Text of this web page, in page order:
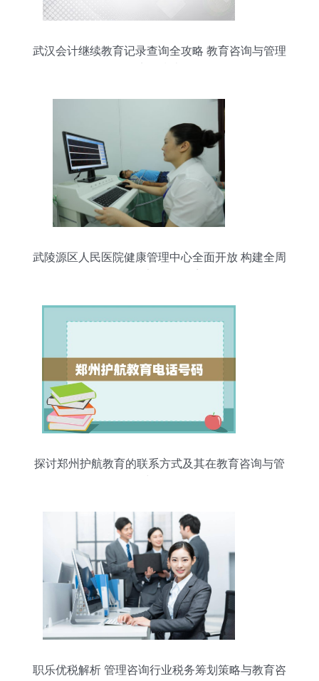
武汉会计继续教育记录查询全攻略 教育咨询与管理
武陵源区人民医院健康管理中心全面开放 构建全周
探讨郑州护航教育的联系方式及其在教育咨询与管
职乐优税解析 管理咨询行业税务筹划策略与教育咨